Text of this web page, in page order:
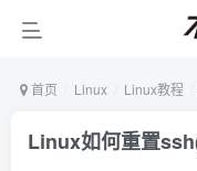
首页 Linux Linux教程
Linux如何重置